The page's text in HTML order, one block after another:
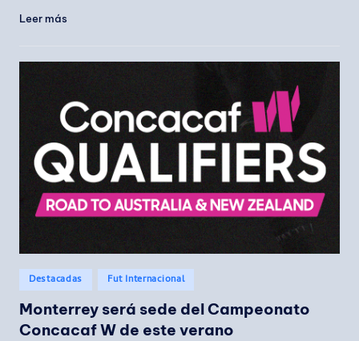
Leer más
Publicado
en
Destacadas Fut Internacional
Monterrey será sede del Campeonato
Concacaf W de este verano